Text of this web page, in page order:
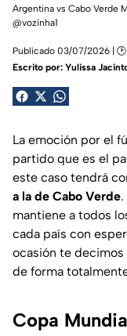
Argentina vs Cabo Verde
@vozinha1
Publicado 03/07/2026 |
Escrito por: Yulissa
La emoción por el
partido que es el
este caso tendrá
a la de Cabo Verde
mantiene a todos
cada país con
ocasión te
de forma
Copa